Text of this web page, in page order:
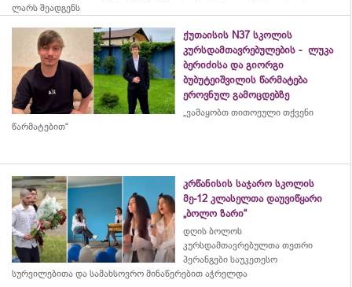
ლარს შეადგენს
ქუთაისის N37 სკოლის
კურსდამთავრებულების - ლუკა
ბერიძისა და გიორგი
ბუბუტეიშვილის წარმატება
ეროვნულ გამოცდებზე
„ვამაყობთ თითოეული თქვენი
წარმატებით“
კრწანისის საჯარო სკოლის
მე-12 კლასელთა დაუვიწყარი
„ბოლო ზარი“
დღის ბოლოს
კურსდამთავრებულთა თეთრი
პერანგები საუკეთესო
სურვილებითა და სამახსოვრო მინაწერებით აჭრელდა